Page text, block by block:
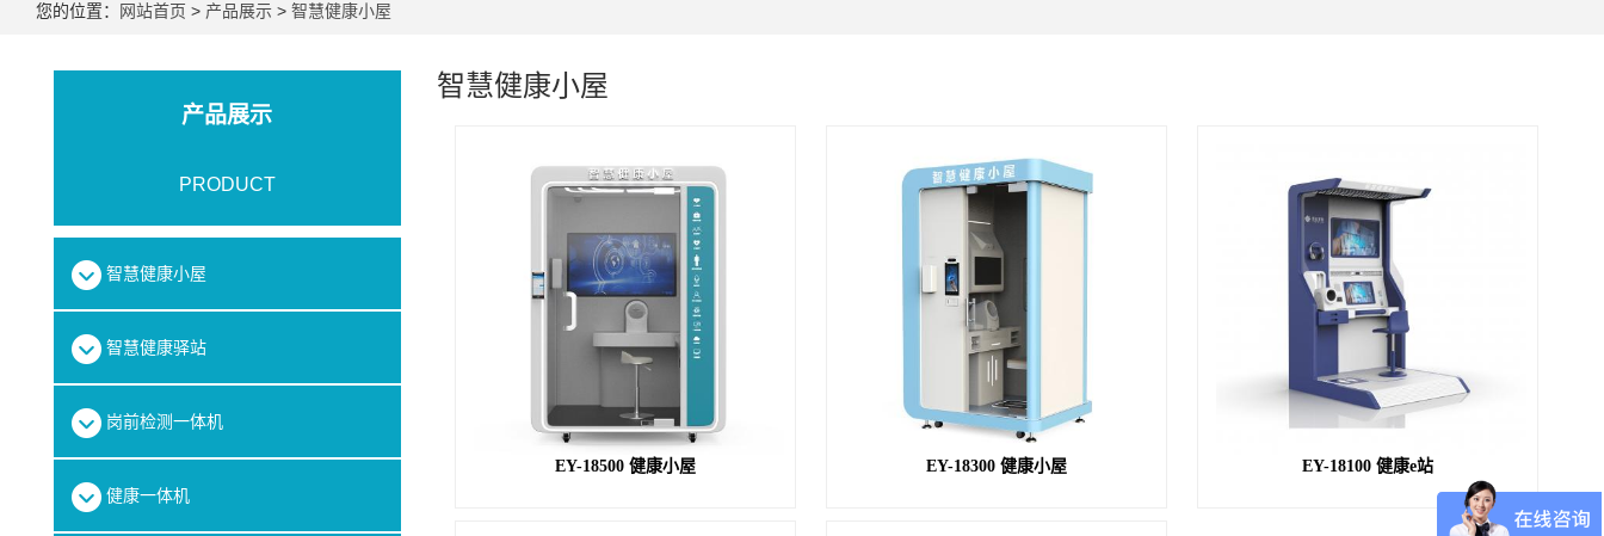
您的位置： 网站首页 > 产品展示 >智慧健康小屋
产品展示
PRODUCT
智慧健康小屋
智慧健康驿站
岗前检测一体机
健康一体机
智慧健康小屋
EY-18500 健康小屋 EY-18300 健康小屋 EY-18100 健康e站